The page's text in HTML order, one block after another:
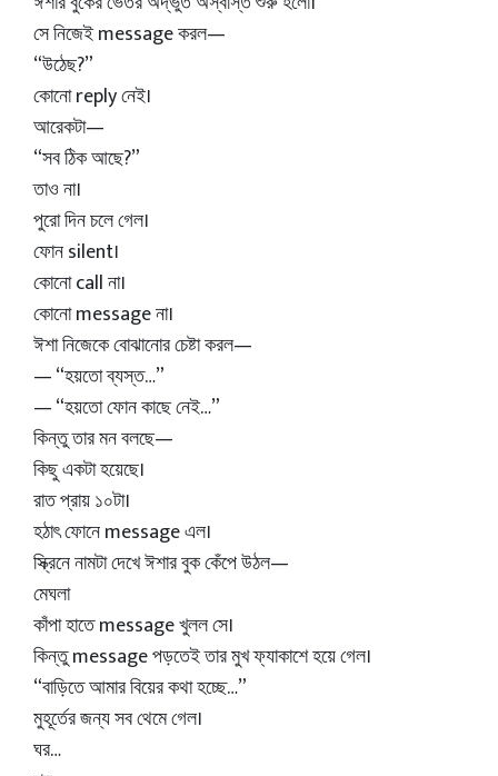
সে নিজেই message করল—
“উঠেছ?”
কোনো reply নেই।
আরেকটা—
“সব ঠিক আছে?”
তাও না।
পুরো দিন চলে গেল।
ফোন silent।
কোনো call না।
কোনো message না।
ঈশা নিজেকে বোঝানোর চেষ্টা করল—
— “হয়তো ব্যস্ত…”
— “হয়তো ফোন কাছে নেই…”
কিন্তু তার মন বলছে—
কিছু একটা হয়েছে।
রাত প্রায় ১০টা।
হঠাৎ ফোনে message এল।
স্ক্রিনে নামটা দেখে ঈশার বুক কেঁপে উঠল—
মেঘলা
কাঁপা হাতে message খুলল সে।
কিন্তু message পড়তেই তার মুখ ফ্যাকাশে হয়ে গেল।
“বাড়িতে আমার বিয়ের কথা হচ্ছে…”
মুহূর্তের জন্য সব থেমে গেল।
ঘর…